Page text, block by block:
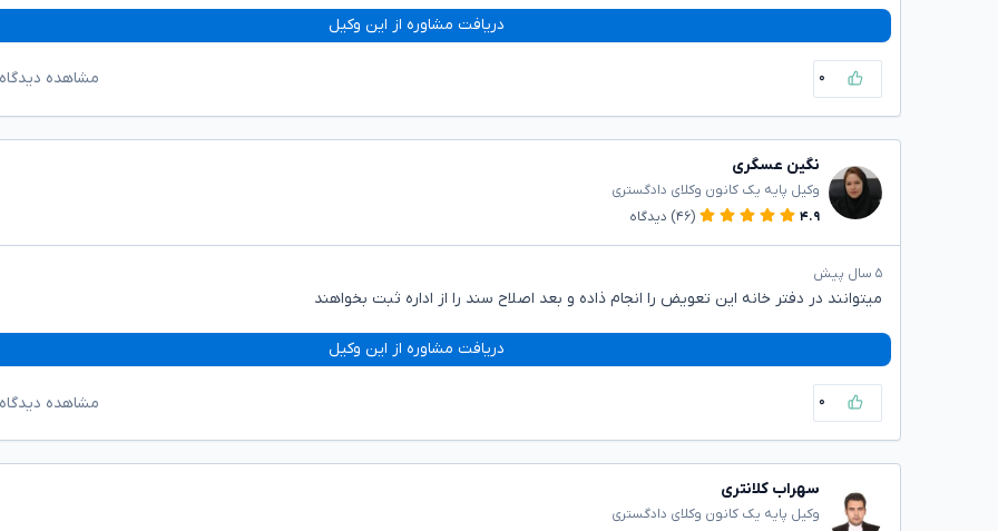
دریافت مشاوره از این وکیل
۰ مشاهده
نگین عسگری
وکیل پایه یک کانون وکلای دادگستری
۴.۹
(۴۶) دیدگاه
۵ سال پیش
میتوانند در دفتر خانه این تعویض را انجام ذاده و بعد اصلاح سند را از اداره ثبت بخواهند
دریافت مشاوره از این وکیل
۰ مشاهده
سهراب کلانتری
وکیل پایه یک کانون وکلای دادگستری